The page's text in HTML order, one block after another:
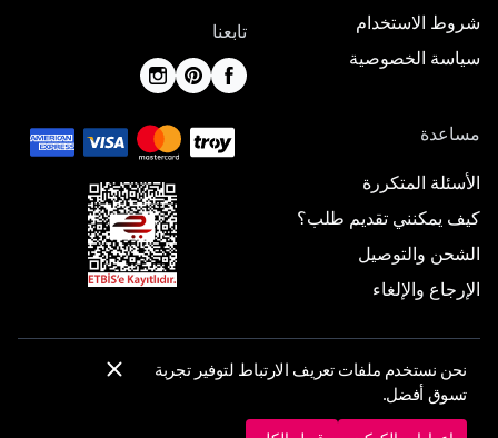
شروط الاستخدام
سياسة الخصوصية
تابعنا
مساعدة
الأسئلة المتكررة
كيف يمكنني تقديم طلب؟
الشحن والتوصيل
الإرجاع والإلغاء
إعدادات الكوكيز
نحن نستخدم ملفات تعريف الارتباط لتوفير تجربة
تسوق أفضل.